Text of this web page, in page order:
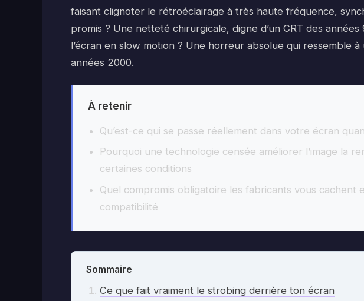
faisant clignoter le rétroéclairage à très haute fréquence,
promis ? Une netteté chirurgicale, digne d’un CRT des
l’écran en slow motion ? Une horreur absolue qui ressemble
années 2000.
À retenir
Qu’est-ce qui se passe réellement dans votre écran
Pourquoi une technologie censée améliorer l’image la
certaines conditions
Quel compromis obligatoire les fabricants vous cachent
compatibilité
Sommaire
Ce que fait vraiment le strobing derrière ton écran